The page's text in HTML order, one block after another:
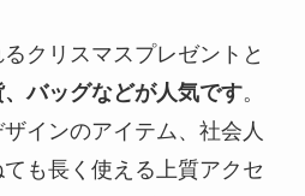
クリスマスプレゼントと
バッグなどが人気です。
インのアイテム、社会人
も長く使える上質アクセ